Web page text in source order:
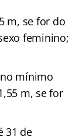
m, se for do
feminino;
mínimo
m, se for
31 de